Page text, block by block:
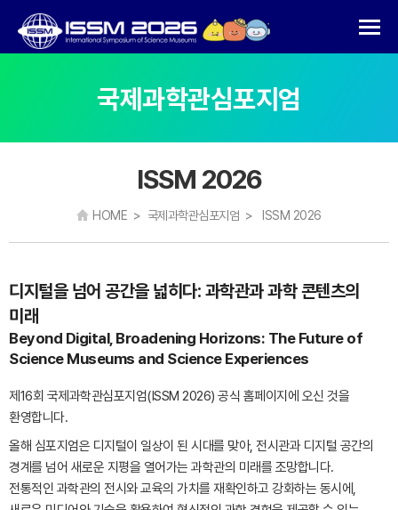
국제과학관심포지엄
ISSM 2026
HOME > 국제과학관심포지엄 > ISSM 2026
디지털을 넘어 공간을 넓히다: 과학관과 과학 콘텐츠의
미래
Beyond Digital, Broadening Horizons: The Future of
Science Museums and Science Experiences
제16회 국제과학관심포지엄(ISSM 2026) 공식 홈페이지에 오신 것을
환영합니다.
올해 심포지엄은 디지털이 일상이 된 시대를 맞아, 전시관과 디지털 공간의
경계를 넘어 새로운 지평을 열어가는 과학관의 미래를 조망합니다.
전통적인 과학관의 전시와 교육의 가치를 재확인하고 강화하는 동시에,